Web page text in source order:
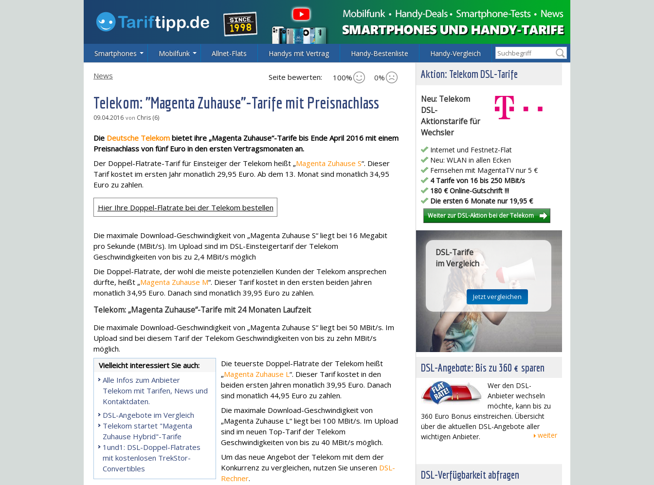
Smartphones Mobilfunk Allnet-Flats Handys mit Vertrag Handy-Bestenliste Handy-Vergleich
Seite bewerten: 100% 0%
News
Telekom: "Magenta Zuhause"-Tarife mit Preisnachlass
09.04.2016 von Chris (6)
Die Deutsche Telekom bietet ihre „Magenta Zuhause“-Tarife bis Ende April 2016 mit einem
Preisnachlass von fünf Euro in den ersten Vertragsmonaten an.
Der Doppel-Flatrate-Tarif für Einsteiger der Telekom heißt „Magenta Zuhause S“. Dieser
Tarif kostet im ersten Jahr monatlich 29,95 Euro. Ab dem 13. Monat sind monatlich 34,95
Euro zu zahlen.
Hier Ihre Doppel-Flatrate bei der Telekom bestellen
Die maximale Download-Geschwindigkeit von „Magenta Zuhause S“ liegt bei 16 Megabit
pro Sekunde (MBit/s). Im Upload sind im DSL-Einsteigertarif der Telekom
Geschwindigkeiten von bis zu 2,4 MBit/s möglich
Die Doppel-Flatrate, der wohl die meiste potenziellen Kunden der Telekom ansprechen
dürfte, heißt „Magenta Zuhause M“. Dieser Tarif kostet in den ersten beiden Jahren
monatlich 34,95 Euro. Danach sind monatlich 39,95 Euro zu zahlen.
Telekom: „Magenta Zuhause“-Tarife mit 24 Monaten Laufzeit
Die maximale Download-Geschwindigkeit von „Magenta Zuhause S“ liegt bei 50 MBit/s. Im
Upload sind bei diesem Tarif der Telekom Geschwindigkeiten von bis zu zehn MBit/s
möglich.
Vielleicht interessiert Sie auch:
Alle Infos zum Anbieter
Telekom mit Tarifen, News und
Kontaktdaten.
DSL-Angebote im Vergleich
Telekom startet "Magenta
Zuhause Hybrid"-Tarife
1und1: DSL-Doppel-Flatrates
mit kostenlosen TrekStor-
Convertibles
Die teuerste Doppel-Flatrate der Telekom heißt
„Magenta Zuhause L“. Dieser Tarif kostet in den
beiden ersten Jahren monatlich 39,95 Euro. Danach
sind monatlich 44,95 Euro zu zahlen.
Die maximale Download-Geschwindigkeit von
„Magenta Zuhause L“ liegt bei 100 MBit/s. Im Upload
sind im neuen Top-Tarif der Telekom
Geschwindigkeiten von bis zu 40 MBit/s möglich.
Um das neue Angebot der Telekom mit dem der
Konkurrenz zu vergleichen, nutzen Sie unseren DSL-
Rechner.
Aktion: Telekom DSL-Tarife
Neu: Telekom
DSL-
Aktionstarife für
Wechsler
Internet und Festnetz-Flat
Neu: WLAN in allen Ecken
Fernsehen mit MagentaTV nur 5 €
4 Tarife von 16 bis 250 MBit/s
180 € Online-Gutschrift !!!
Die ersten 6 Monate nur 19,95 €
Weiter zur DSL-Aktion bei der Telekom
DSL-Tarife
im Vergleich
DSL-Angebote: Bis zu 360 € sparen
Wer den DSL-
Anbieter wechseln
möchte, kann bis zu
360 Euro Bonus einstreichen. Übersicht
über die aktuellen DSL-Angebote aller
wichtigen Anbieter.
weiter
DSL-Verfügbarkeit abfragen